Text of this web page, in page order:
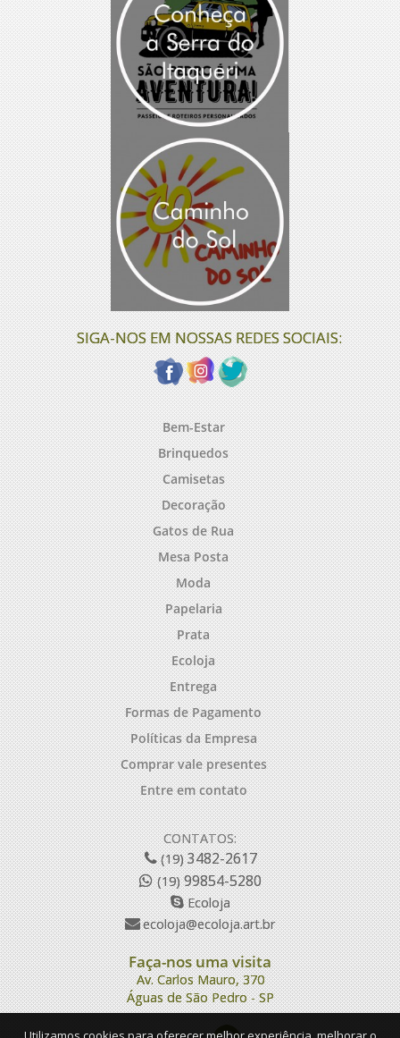
SIGA-NOS EM NOSSAS REDES SOCIAIS:
Bem-Estar
Brinquedos
Camisetas
Decoração
Gatos de Rua
Mesa Posta
Moda
Papelaria
Prata
Ecoloja
Entrega
Formas de Pagamento
Políticas da Empresa
Comprar vale presentes
Entre em contato
CONTATOS:
(19)3482-2617
(19)99854-5280
Ecoloja
ecoloja@ecoloja.art.br
Faça-nos uma visita
Av. Carlos Mauro, 370
Águas de São Pedro - SP